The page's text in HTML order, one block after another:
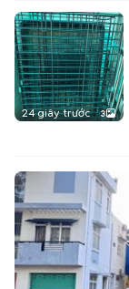
24 giây trước 3